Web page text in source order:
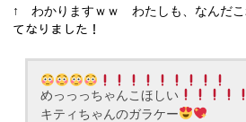
↑ わかりますｗｗ わたしも、なんだこ
てなりました！
めっっっちゃんこほしい
キティちゃんのガラケー